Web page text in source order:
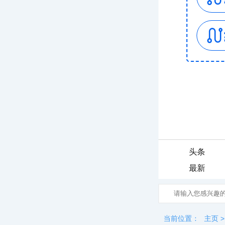
头条
最新
当前位置： 主页 >